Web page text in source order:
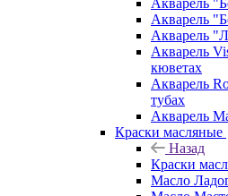
Акварель
Акварель
Акварель
Акварель
кюветах
Акварель
тубах
Акварель
Краски масляные
Назад
Краски
Масло